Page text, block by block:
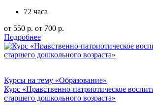
72 часа
от 550 р. от 700 р.
Подробнее
Курсы на тему «Образование»
Курс «Нравственно-патриотическое
старшего дошкольного возраста»